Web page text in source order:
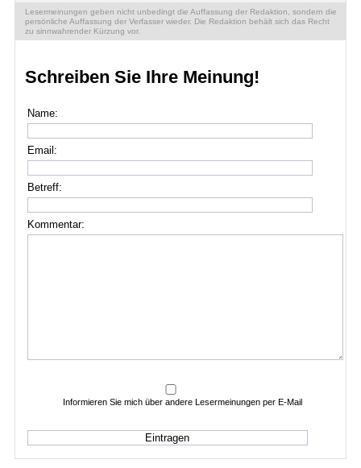
Lesermeinungen geben nicht unbedingt die Auffassung der Redaktion, sondern die
persönliche Auffassung der Verfasser wieder. Die Redaktion behält sich das Recht
zu sinnwahrender Kürzung vor.
Schreiben Sie Ihre Meinung!
Name:
Email:
Betreff:
Kommentar:
Informieren Sie mich über andere Lesermeinungen per E-Mail